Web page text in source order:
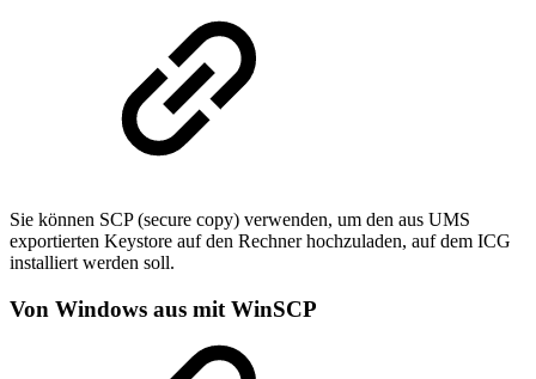
Sie können SCP (secure copy) verwenden, um den aus UMS
exportierten Keystore auf den Rechner hochzuladen, auf dem ICG
installiert werden soll.
Von Windows aus mit WinSCP